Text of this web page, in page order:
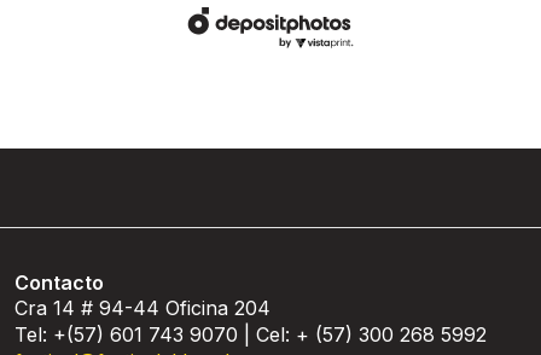
Contacto
Cra 14 # 94-44 Oficina 204
Tel: +(57) 601 743 9070 | Cel: + (57) 300 268 5992